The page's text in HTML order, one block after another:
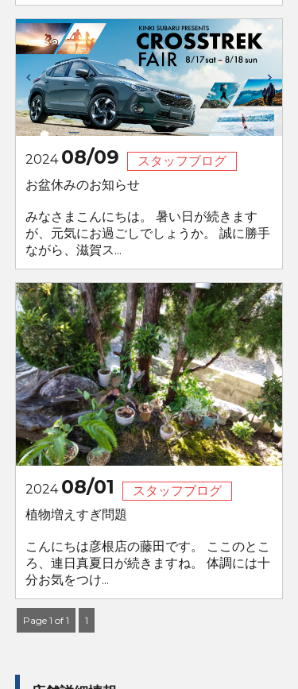
2024 08/09
スタッフブログ
お盆休みのお知らせ
みなさまこんにちは。 暑い日が続きます
が、元気にお過ごしでしょうか。 誠に勝手
ながら、滋賀ス...
2024 08/01
スタッフブログ
植物増えすぎ問題
こんにちは彦根店の藤田です。 ここのとこ
ろ、連日真夏日が続きますね。 体調には十
分お気をつけ...
Page 1 of 1 1